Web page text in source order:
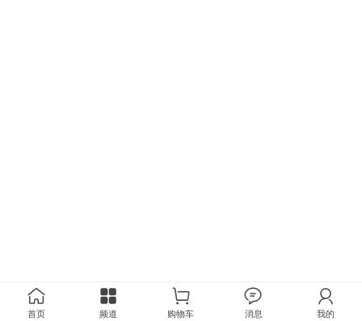
首页 频道 购物车 消息 我的